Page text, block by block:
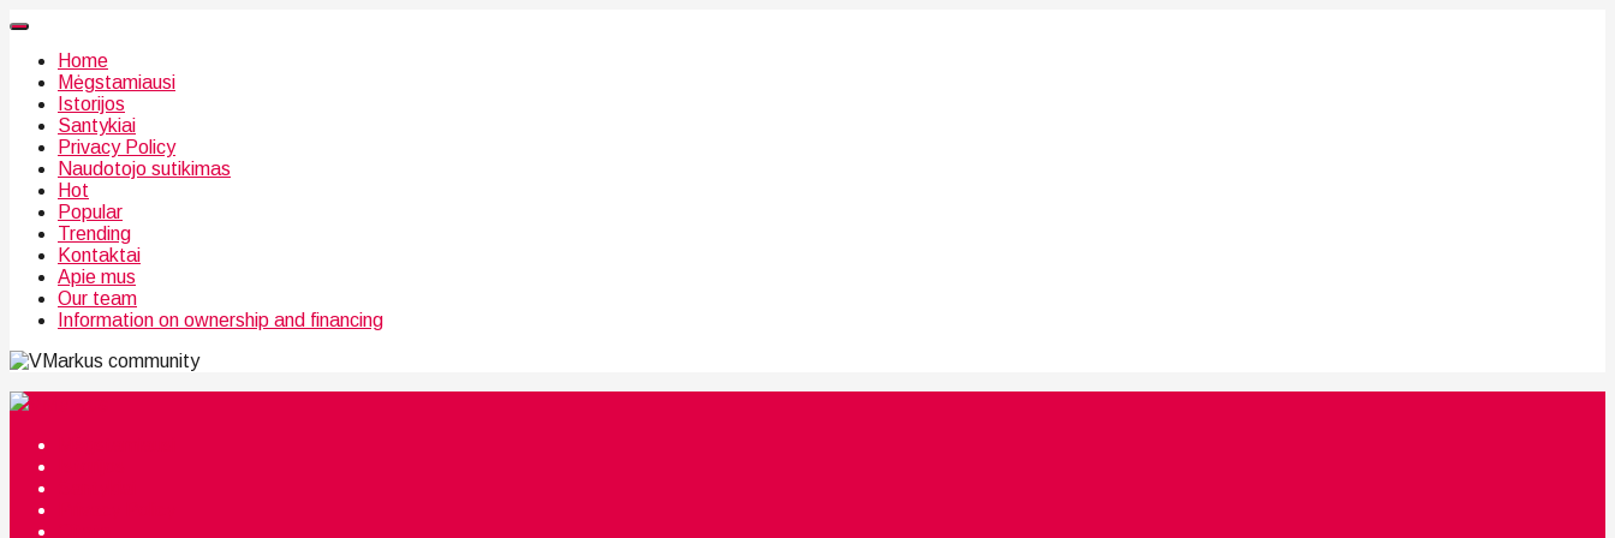
Home
Mėgstamiausi
Istorijos
Santykiai
Privacy Policy
Naudotojo sutikimas
Hot
Popular
Trending
Kontaktai
Apie mus
Our team
Information on ownership and financing
community